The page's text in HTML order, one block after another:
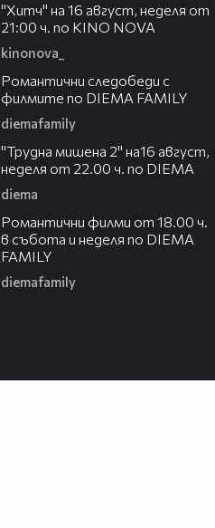
"Хитч" на 16 август, неделя от
21:00 ч. по KINO NOVA
kinonova_
Романтични следобеди с
филмите по DIEMA FAMILY
diemafamily
"Трудна мишена 2" на16 август,
неделя от 22.00 ч. по DIEMA
diema
Романтични филми от 18.00 ч.
в събота и неделя по DIEMA
FAMILY
diemafamily